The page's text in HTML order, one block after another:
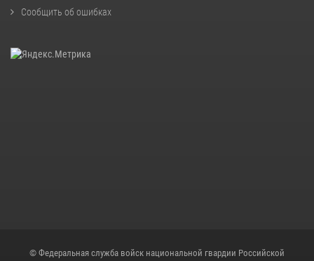
Сообщить об ошибках
© Федеральная служба войск национальной гвардии Российской